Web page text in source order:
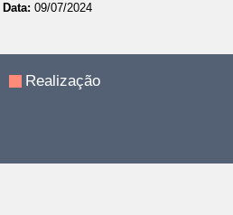
Data: 09/07/2024
documento
Realização